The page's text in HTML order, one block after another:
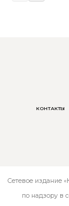
КОНТАКТЫ
Сетевое издание
по надзору в